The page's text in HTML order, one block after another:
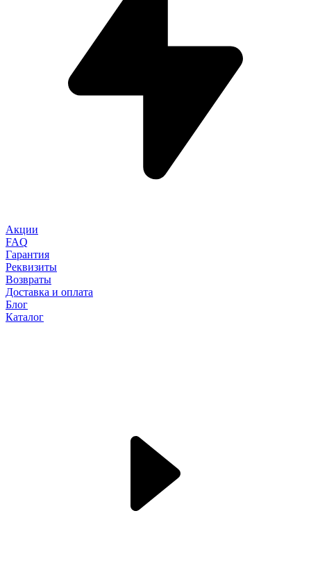
Акции
FAQ
Гарантия
Реквизиты
Возвраты
Доставка и оплата
Блог
Каталог